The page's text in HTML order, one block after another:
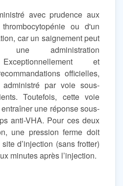
avec prudence aux
ou d'un
car un saignement peut
une administration
et
officielles,
par voie sous-
Toutefois, cette voie
une réponse sous-
anti-VHA. Pour ces deux
une pression ferme doit
d’injection (sans frotter)
minutes après l’injection.